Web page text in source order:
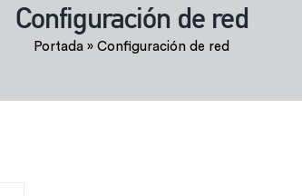
Configuración de red
Portada » Configuración de red